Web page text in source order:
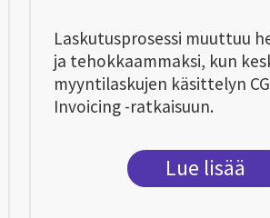
Laskutusprosessi muuttuu
ja tehokkaammaksi, kun
myyntilaskujen käsittelyn
Invoicing -ratkaisuun.
Lue lisää